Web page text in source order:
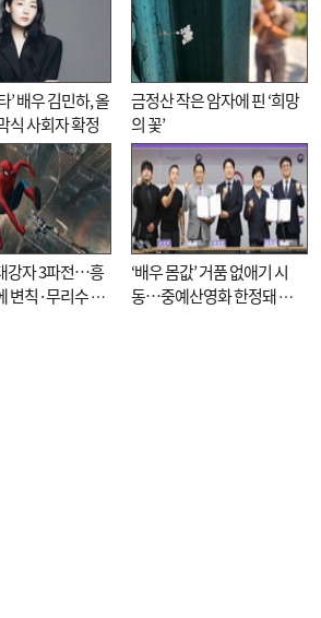
’ 배우 김민하, 올
식 사회자 확정
금정산 작은 암자에 핀 ‘희망
의 꽃’
강자 3파전…흥
변칙·무리수 마
‘배우 몸값’ 거품 없애기 시
동…중예산영화 한정돼 실